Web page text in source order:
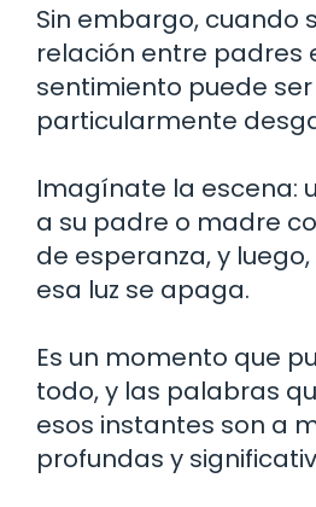
Sin embargo, cuando
relación entre padres
sentimiento puede ser
particularmente
Imagínate la escena:
a su padre o madre
de esperanza, y
esa luz se apaga.
Es un momento que
todo, y las palabras
esos instantes son a
profundas y